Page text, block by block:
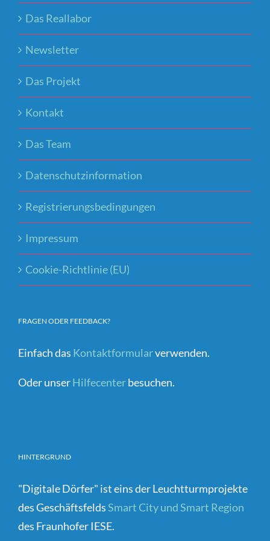
Das Reallabor
Newsletter
Das Projekt
Kontakt
Das Team
Datenschutzinformation
Registrierungsbedingungen
Impressum
Cookie-Richtlinie (EU)
FRAGEN ODER FEEDBACK?
Einfach das Kontaktformularverwenden.
Oder unserHilfecenterbesuchen.
HINTERGRUND
"Digitale Dörfer" ist eins der Leuchtturmprojekte
des GeschäftsfeldsSmart City und Smart Region
des Fraunhofer IESE.